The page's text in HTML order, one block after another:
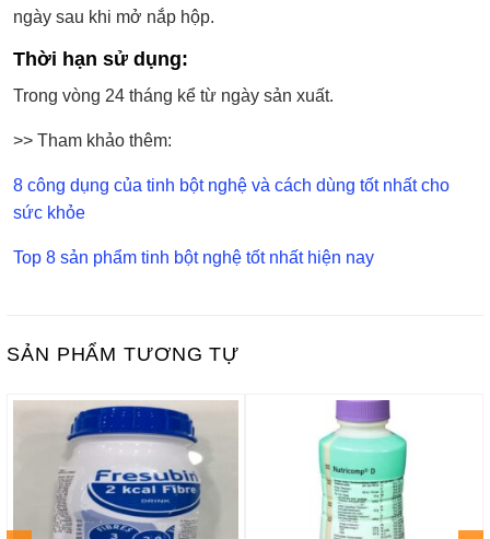
ngày sau khi mở nắp hộp.
Thời hạn sử dụng:
Trong vòng 24 tháng kể từ ngày sản xuất.
>> Tham khảo thêm:
8 công dụng của tinh bột nghệ và cách dùng tốt nhất cho
sức khỏe
Top 8 sản phẩm tinh bột nghệ tốt nhất hiện nay
SẢN PHẨM TƯƠNG TỰ